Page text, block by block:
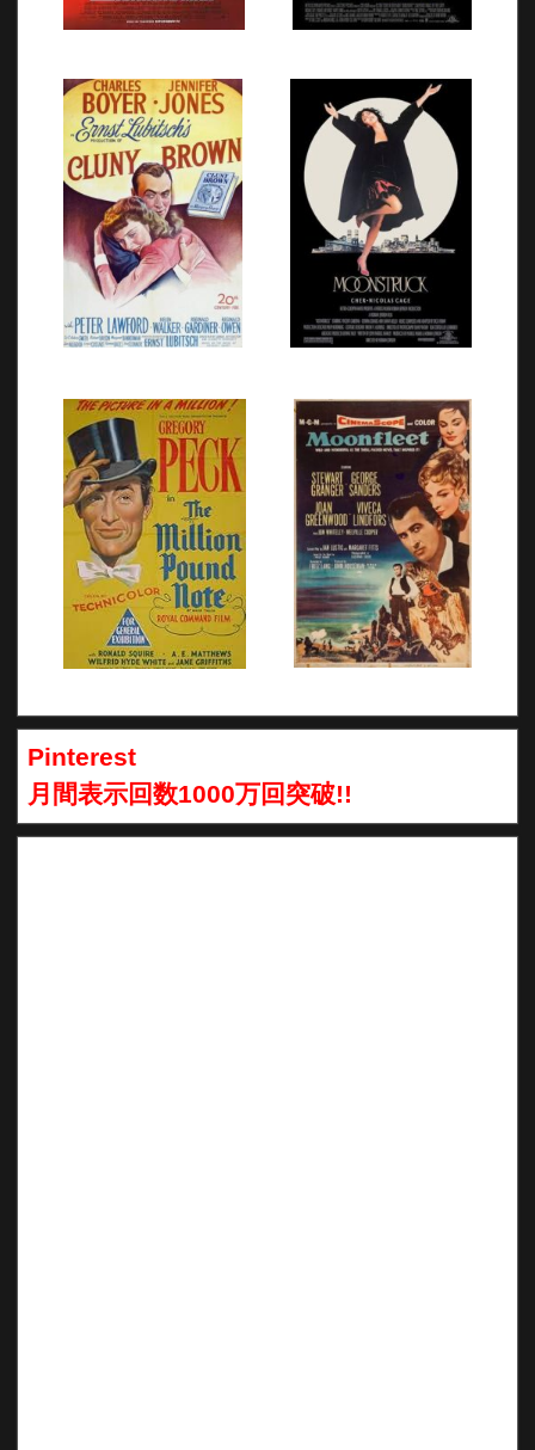
Pinterest
月間表示回数1000万回突破!!